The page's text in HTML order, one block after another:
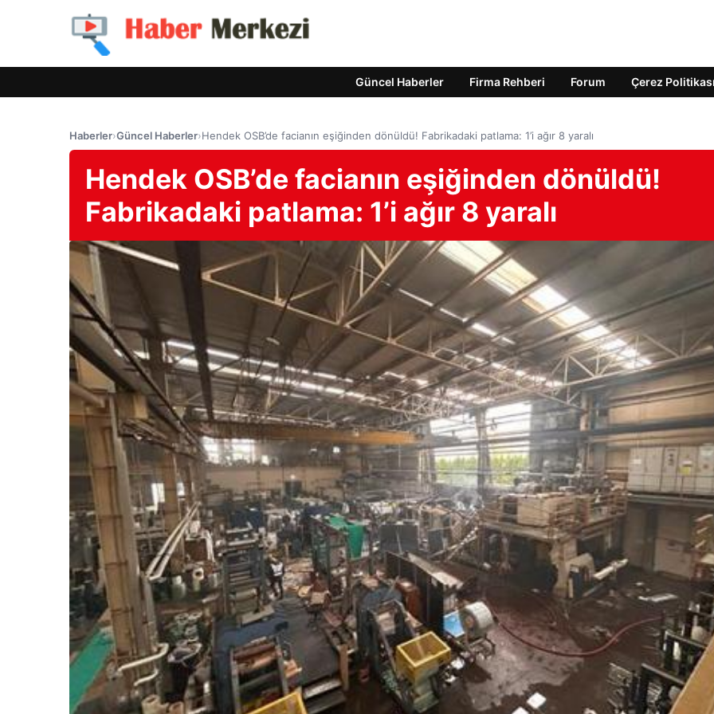
Güncel Haberler Firma Rehberi Forum Çerez Politikası
Haberler›Güncel Haberler›Hendek OSB’de facianın eşiğinden dönüldü! Fabrikadaki patlama: 1’i ağır 8 yaralı
Hendek OSB’de facianın eşiğinden dönüldü!
Fabrikadaki patlama: 1’i ağır 8 yaralı